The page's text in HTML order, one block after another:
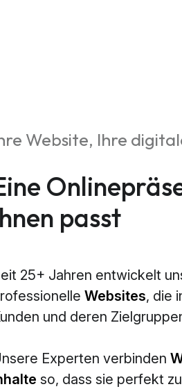
Website, Ihre
passt
25+ Jahren entwickelt
Websites, die
und deren
Experten verbinden
so, dass sie perfekt